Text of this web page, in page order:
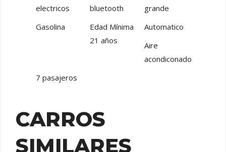
electricos
bluetooth
grande
Gasolina
Edad Mínima
21 años
Automatico
Aire
acondiconado
7 pasajeros
CARROS
SIMILARES